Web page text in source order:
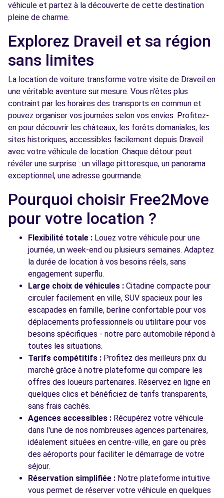
Free2Move Rent - GARAGE 2000 - STE-
GENEVIEVE-DES-BOIS (C)
8.0
4 RUE DE ROSIERES
STE-GENEVIEVE-DES-BOIS, 91700
Voir l'agence
Free2Move Rent - GARAGE DUPLEIX -
CHOISY-LE-ROI (C)
8.1
km
80 AVENUE ANATOLE FRANCE
CHOISY-LE-ROI, 94600
Free2Move Rent - GARAGE DE L'ARC EN CIEL
- RUNGIS (C)
km
21 RUE NOTRE DAME
Voir l'agence
Voir toutes les agences
véhicule et partez à la découverte de cette destination
pleine de charme.
Explorez Draveil et sa région
sans limites
La location de voiture transforme votre visite de Draveil en
une véritable aventure sur mesure. Vous n'êtes plus
contraint par les horaires des transports en commun et
pouvez organiser vos journées selon vos envies. Profitez-
en pour découvrir les châteaux, les forêts domaniales, les
sites historiques, accessibles facilement depuis Draveil
avec votre véhicule de location. Chaque détour peut
révéler une surprise : un village pittoresque, un panorama
exceptionnel, une adresse gourmande.
Pourquoi choisir Free2Move
pour votre location ?
Flexibilité totale : Louez votre véhicule pour une
journée, un week-end ou plusieurs semaines. Adaptez
la durée de location à vos besoins réels, sans
engagement superflu.
Large choix de véhicules : Citadine compacte pour
circuler facilement en ville, SUV spacieux pour les
escapades en famille, berline confortable pour vos
déplacements professionnels ou utilitaire pour vos
besoins spécifiques - notre parc automobile répond à
toutes les situations.
Tarifs compétitifs : Profitez des meilleurs prix du
marché grâce à notre plateforme qui compare les
offres des loueurs partenaires. Réservez en ligne en
quelques clics et bénéficiez de tarifs transparents,
sans frais cachés.
Agences accessibles : Récupérez votre véhicule
dans l'une de nos nombreuses agences partenaires,
idéalement situées en centre-ville, en gare ou près
des aéroports pour faciliter le démarrage de votre
séjour.
Réservation simplifiée : Notre plateforme intuitive
vous permet de réserver votre véhicule en quelques